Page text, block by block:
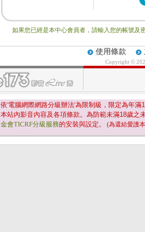
如果您已經是本中心會員者，請輸入您的帳號及
使用條款
Copyright ©
依'電腦網際網路分級辦法'為限制級，限定為年滿
本站內影音內容及各項條款。為防範未滿18歲之
金會TICRF分級服務的安裝與設定。 (為還給愛護